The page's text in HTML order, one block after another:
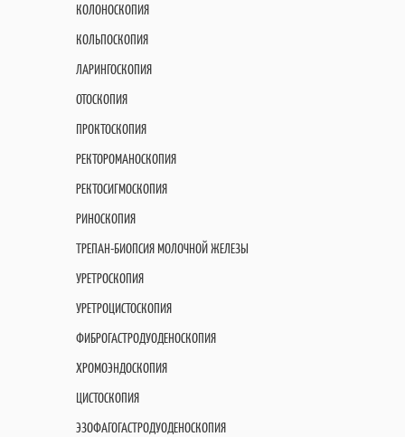
КОЛОНОСКОПИЯ
КОЛЬПОСКОПИЯ
ЛАРИНГОСКОПИЯ
ОТОСКОПИЯ
ПРОКТОСКОПИЯ
РЕКТОРОМАНОСКОПИЯ
РЕКТОСИГМОСКОПИЯ
РИНОСКОПИЯ
ТРЕПАН-БИОПСИЯ МОЛОЧНОЙ ЖЕЛЕЗЫ
УРЕТРОСКОПИЯ
УРЕТРОЦИСТОСКОПИЯ
ФИБРОГАСТРОДУОДЕНОСКОПИЯ
ХРОМОЭНДОСКОПИЯ
ЦИСТОСКОПИЯ
ЭЗОФАГОГАСТРОДУОДЕНОСКОПИЯ